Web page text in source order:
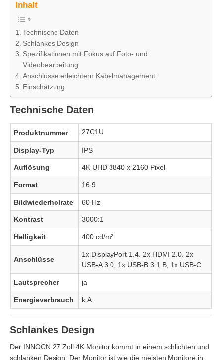
Inhalt
Technische Daten
Schlankes Design
Spezifikationen mit Fokus auf Foto- und
Videobearbeitung
Anschlüsse erleichtern Kabelmanagement
Einschätzung
Technische Daten
Produktnummer 27C1U
Display-Typ IPS
Auflösung 4K UHD 3840 x 2160 Pixel
Format 16:9
Bildwiederholrate 60 Hz
Kontrast 3000:1
Helligkeit 400 cd/m²
Anschlüsse
1x DisplayPort 1.4, 2x HDMI 2.0, 2x
USB-A 3.0, 1x USB-B 3.1 B, 1x USB-C
Lautsprecher ja
Energieverbrauch k.A.
Schlankes Design
Der INNOCN 27 Zoll 4K Monitor kommt in einem schlichten und
schlanken Design. Der Monitor ist wie die meisten Monitore in